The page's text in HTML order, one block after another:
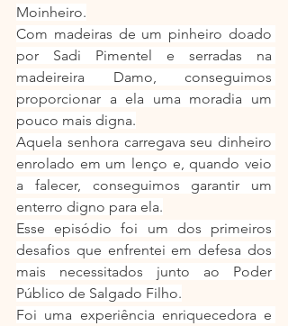
Moinheiro.
Com madeiras de um pinheiro doado
por Sadi Pimentel e serradas na
madeireira Damo, conseguimos
proporcionar a ela uma moradia um
pouco mais digna.
Aquela senhora carregava seu dinheiro
enrolado em um lenço e, quando veio
a falecer, conseguimos garantir um
enterro digno para ela.
Esse episódio foi um dos primeiros
desafios que enfrentei em defesa dos
mais necessitados junto ao Poder
Público de Salgado Filho.
Foi uma experiência enriquecedora e